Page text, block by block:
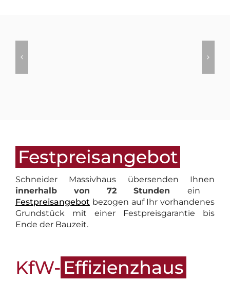
Festpreisangebot
Schneider Massivhaus übersenden Ihnen
innerhalb von
72 Stunden ein
Festpreisangebot bezogen auf Ihr vorhandenes
Grundstück mit einer Festpreisgarantie bis
Ende der Bauzeit.
KfW- Effizienzhaus